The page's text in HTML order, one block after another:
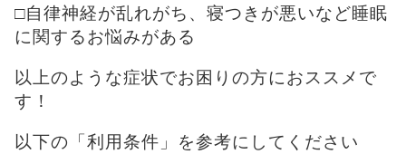
□自律神経が乱れがち、寝つきが悪いなど睡眠
に関するお悩みがある
以上のような症状でお困りの方におススメで
す！
以下の「利用条件」を参考にしてください